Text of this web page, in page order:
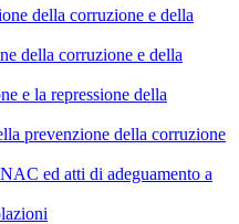
della corruzione e della
della corruzione e della
e la repressione della
prevenzione della corruzione
ed atti di adeguamento a